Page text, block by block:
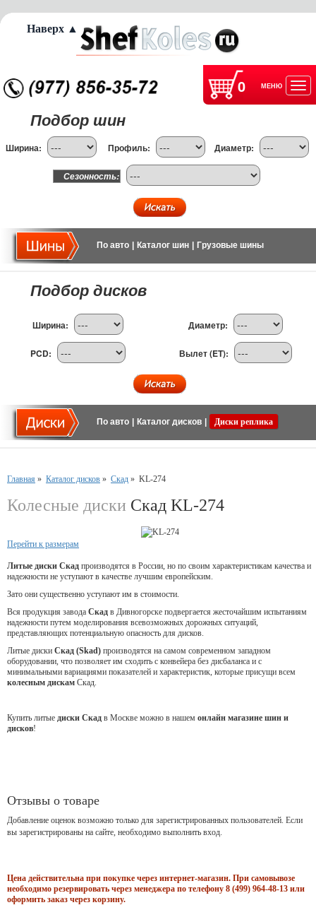
0 МЕНЮ
Подбор шин
Ширина: Профиль: Диаметр:
Сезонность:
По авто Каталог шин Грузовые шины
Подбор дисков
Ширина: Диаметр:
PCD: Вылет (ET):
По авто Каталог дисков Диски реплика
Главная » Каталог дисков » Скад » KL-274
Колесные диски Скад KL-274
Перейти к размерам
Литые диски Скад производятся в России, но по своим характеристикам качества и
надежности не уступают в качестве лучшим европейским.
Зато они существенно уступают им в стоимости.
Вся продукция завода Скад в Дивногорске подвергается жесточайшим испытаниям
надежности путем моделирования всевозможных дорожных ситуаций,
представляющих потенциальную опасность для дисков.
Литые диски Скад (Skad) производятся на самом современном западном
оборудовании, что позволяет им сходить с конвейера без дисбаланса и с
минимальными вариациями показателей и характеристик, которые присущи всем
колесным дискам Скад.
Купить литые диски Скад в Москве можно в нашем онлайн магазине шин и
дисков!
Отзывы о товаре
Добавление оценок возможно только для зарегистрированных пользователей. Если
вы зарегистрированы на сайте, необходимо выполнить вход.
Цена действительна при покупке через интернет-магазин. При самовывозе
необходимо резервировать через менеджера по телефону 8 (499) 964-48-13 или
оформить заказ через корзину.
Наверх ▲